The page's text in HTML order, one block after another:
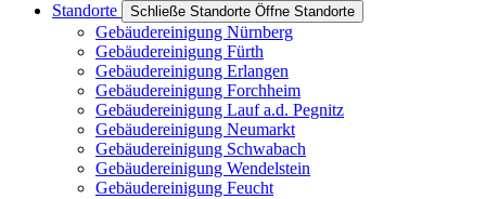
Standorte
Schließe Standorte Öffne Standorte
Gebäudereinigung Nürnberg
Gebäudereinigung Fürth
Gebäudereinigung Erlangen
Gebäudereinigung Forchheim
Gebäudereinigung Lauf a.d. Pegnitz
Gebäudereinigung Neumarkt
Gebäudereinigung Schwabach
Gebäudereinigung Wendelstein
Gebäudereinigung Feucht